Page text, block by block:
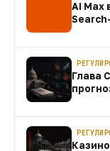
AI Max
Глава